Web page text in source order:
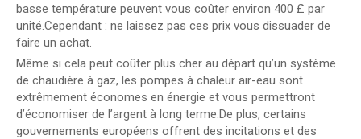
basse température peuvent vous coûter environ 400 £ par
unité.Cependant : ne laissez pas ces prix vous dissuader de
faire un achat.
Même si cela peut coûter plus cher au départ qu’un système
de chaudière à gaz, les pompes à chaleur air-eau sont
extrêmement économes en énergie et vous permettront
d’économiser de l’argent à long terme.De plus, certains
gouvernements européens offrent des incitations et des